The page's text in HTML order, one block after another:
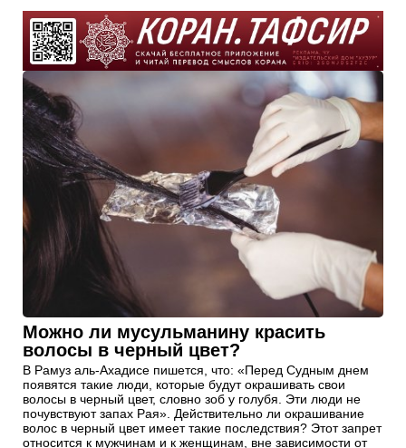
Можно ли мусульманину красить
волосы в черный цвет?
В Рамуз аль-Ахадисе пишется, что: «Перед Судным днем
появятся такие люди, которые будут окрашивать свои
волосы в черный цвет, словно зоб у голубя. Эти люди не
почувствуют запах Рая». Действительно ли окрашивание
волос в черный цвет имеет такие последствия? Этот запрет
относится к мужчинам и к женщинам, вне зависимости от